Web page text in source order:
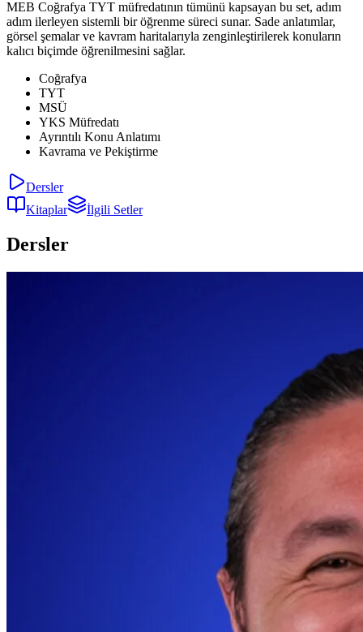
MEB Coğrafya TYT müfredatının tümünü kapsayan bu set, adım
adım ilerleyen sistemli bir öğrenme süreci sunar. Sade anlatımlar,
görsel şemalar ve kavram haritalarıyla zenginleştirilerek konuların
kalıcı biçimde öğrenilmesini sağlar.
Coğrafya
TYT
MSÜ
YKS Müfredatı
Ayrıntılı Konu Anlatımı
Kavrama ve Pekiştirme
Dersler
Kitaplar
İlgili Setler
Dersler